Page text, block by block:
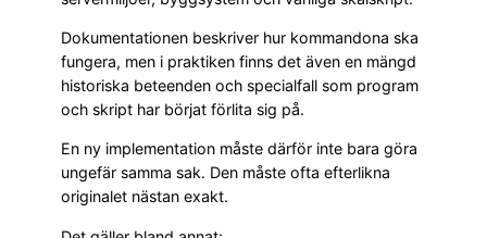
Dokumentationen beskriver hur kommandona ska
fungera, men i praktiken finns det även en mängd
historiska beteenden och specialfall som program
och skript har börjat förlita sig på.
En ny implementation måste därför inte bara göra
ungefär samma sak. Den måste ofta efterlikna
originalet nästan exakt.